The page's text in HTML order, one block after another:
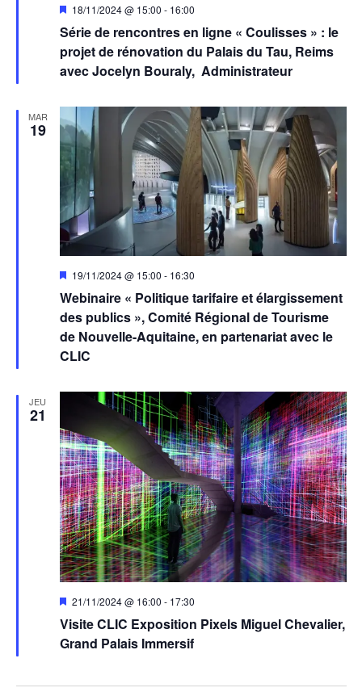
Série de rencontres en ligne « Coulisses » : le
projet de rénovation du Palais du Tau, Reims
avec Jocelyn Bouraly, Administrateur
Mis
avant
18/11/2024 @ 15:00 - 16:00
MAR
19
Webinaire « Politique tarifaire et élargissement
des publics », Comité Régional de Tourisme
de Nouvelle-Aquitaine, en partenariat avec le
CLIC
Mis
avant
19/11/2024 @ 15:00 - 16:30
JEU
21
Visite CLIC Exposition Pixels Miguel Chevalier,
Grand Palais Immersif
Mis
avant
21/11/2024 @ 16:00 - 17:30